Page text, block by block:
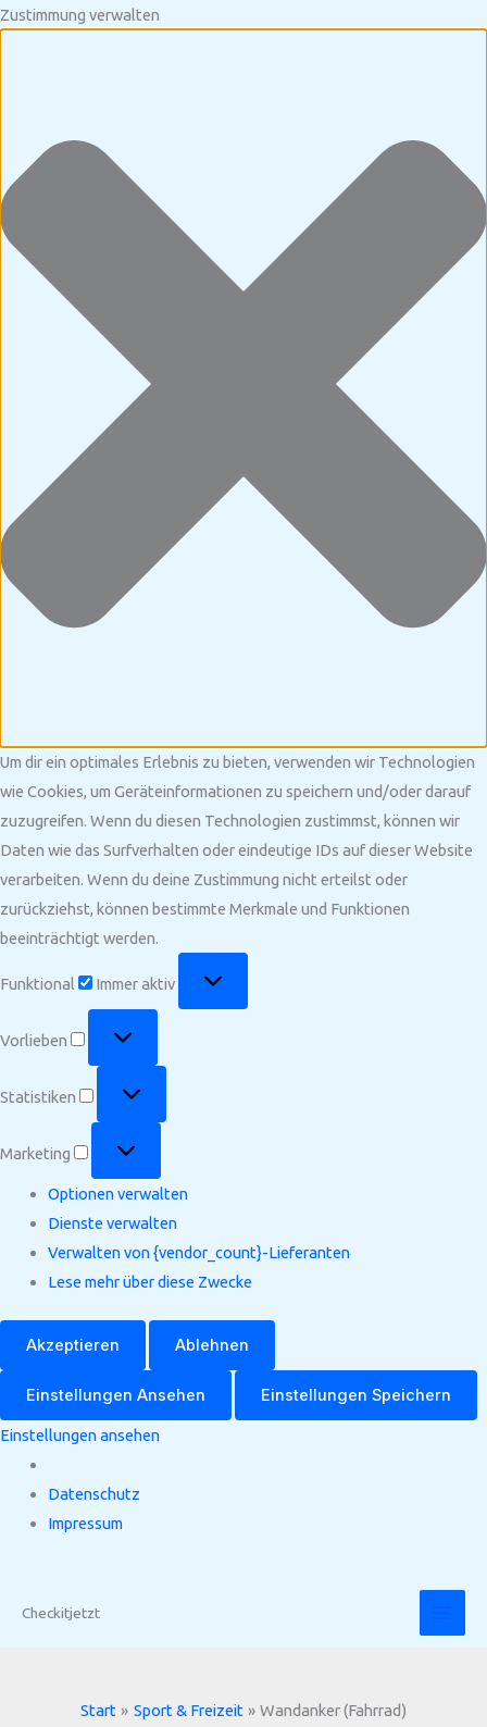
Zustimmung verwalten
Um dir ein optimales Erlebnis zu bieten, verwenden wir Technologien
wie Cookies, um Geräteinformationen zu speichern und/oder darauf
zuzugreifen. Wenn du diesen Technologien zustimmst, können wir
Daten wie das Surfverhalten oder eindeutige IDs auf dieser Website
verarbeiten. Wenn du deine Zustimmung nicht erteilst oder
zurückziehst, können bestimmte Merkmale und Funktionen
beeinträchtigt werden.
Funktional
Immer aktiv
Vorlieben
Statistiken
Marketing
Optionen verwalten
Dienste verwalten
Verwalten von {vendor_count}-Lieferanten
Lese mehr über diese Zwecke
Akzeptieren Ablehnen
Einstellungen Ansehen Einstellungen Speichern
Einstellungen ansehen
Datenschutz
Impressum
InhaltCheckitjetzt
Start Sport & Freizeit Wandanker (Fahrrad)